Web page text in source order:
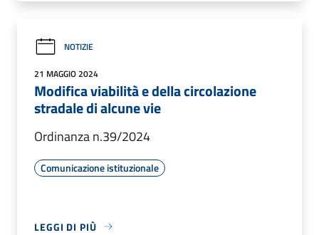
NOTIZIE
21 MAGGIO 2024
Modifica viabilità e della circolazione
stradale di alcune vie
Ordinanza n.39/2024
Comunicazione istituzionale
LEGGI DI PIÙ